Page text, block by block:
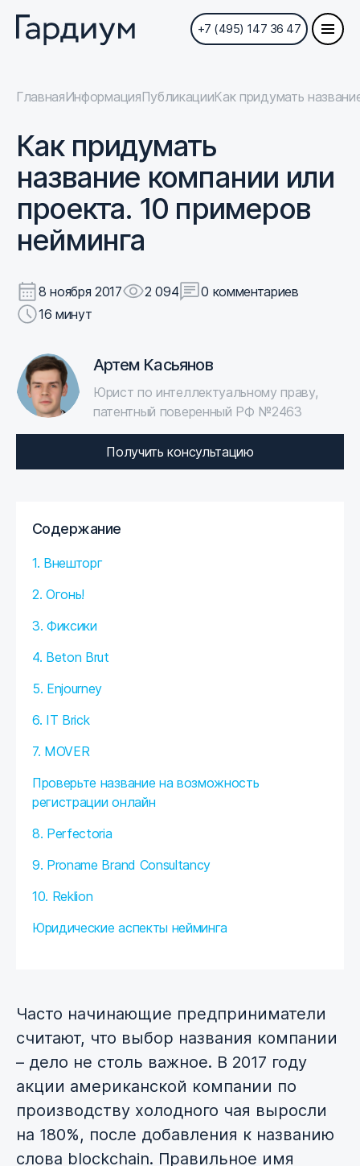
+7 (495) 147 36 47
ГлавнаяИнформацияПубликацииКак придумать
Как придумать
название компании или
проекта. 10 примеров
нейминга
8 ноября 2017 2 094
0 комментариев
16 минут
Содержание
1. Внешторг
2. Огонь!
3. Фиксики
4. Beton Brut
5. Enjourney
6. IT Brick
7. MOVER
Проверьте название на возможность
регистрации онлайн
8. Perfectoria
9. Proname Brand Consultancy
10. Reklion
Юридические аспекты нейминга
Часто начинающие предприниматели
считают, что выбор названия компании
– дело не столь важное. В 2017 году
акции американской компании по
производству холодного чая выросли
на 180%, после добавления к названию
слова blockchain. Правильное имя
Артем Касьянов
Юрист по интеллектуальному праву,
патентный поверенный РФ №2463
Получить консультацию